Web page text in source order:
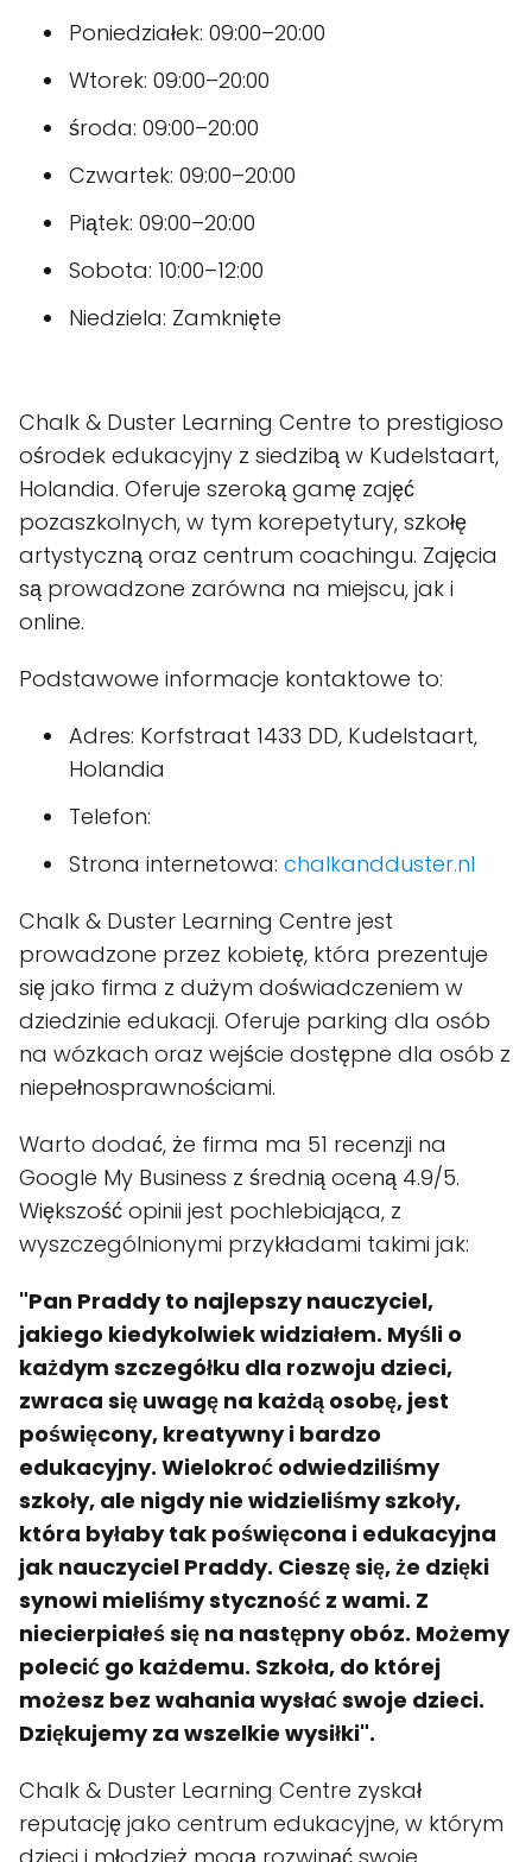
Poniedziałek: 09:00–20:00
Wtorek: 09:00–20:00
środa: 09:00–20:00
Czwartek: 09:00–20:00
Piątek: 09:00–20:00
Sobota: 10:00–12:00
Niedziela: Zamknięte
Chalk & Duster Learning Centre to prestigioso
ośrodek edukacyjny z siedzibą w Kudelstaart,
Holandia. Oferuje szeroką gamę zajęć
pozaszkolnych, w tym korepetytury, szkołę
artystyczną oraz centrum coachingu. Zajęcia
są prowadzone zarówna na miejscu, jak i
online.
Podstawowe informacje kontaktowe to:
Adres: Korfstraat 1433 DD, Kudelstaart,
Holandia
Telefon:
Strona internetowa: chalkandduster.nl
Chalk & Duster Learning Centre jest
prowadzone przez kobietę, która prezentuje
się jako firma z dużym doświadczeniem w
dziedzinie edukacji. Oferuje parking dla osób
na wózkach oraz wejście dostępne dla osób z
niepełnosprawnościami.
Warto dodać, że firma ma 51 recenzji na
Google My Business z średnią oceną 4.9/5.
Większość opinii jest pochlebiająca, z
wyszczególnionymi przykładami takimi jak:
"Pan Praddy to najlepszy nauczyciel,
jakiego kiedykolwiek widziałem. Myśli o
każdym szczegółku dla rozwoju dzieci,
zwraca się uwagę na każdą osobę, jest
poświęcony, kreatywny i bardzo
edukacyjny. Wielokroć odwiedziliśmy
szkoły, ale nigdy nie widzieliśmy szkoły,
która byłaby tak poświęcona i edukacyjna
jak nauczyciel Praddy. Cieszę się, że dzięki
synowi mieliśmy styczność z wami. Z
niecierpiałeś się na następny obóz. Możemy
polecić go każdemu. Szkoła, do której
możesz bez wahania wysłać swoje dzieci.
Dziękujemy za wszelkie wysiłki".
Chalk & Duster Learning Centre zyskał
reputację jako centrum edukacyjne, w którym